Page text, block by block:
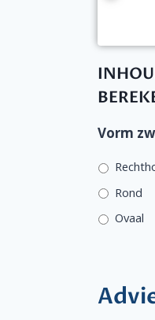
Vorm
Rond
Ovaal